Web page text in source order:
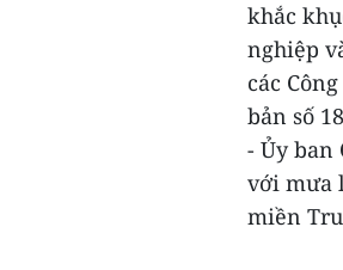
khắc
nghiệp
các
bản số
- Ủy ban
với mưa
miền